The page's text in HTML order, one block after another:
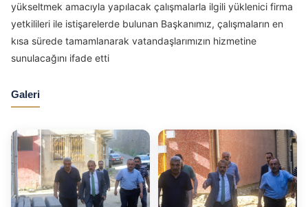
yükseltmek amacıyla yapılacak çalışmalarla ilgili yüklenici firma
yetkilileri ile istişarelerde bulunan Başkanımız, çalışmaların en
kısa sürede tamamlanarak vatandaşlarımızın hizmetine
sunulacağını ifade etti
Galeri